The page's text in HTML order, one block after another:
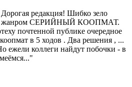
редакция! Шибко зело
жанром СЕРИЙНЫЙ КООПМАТ.
почтенной публике очередное
в 5 ходов . Два решения , ...
ежели коллеги найдут побочки - в